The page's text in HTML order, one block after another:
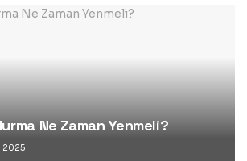
Ne Zaman Yenmeli?
2025